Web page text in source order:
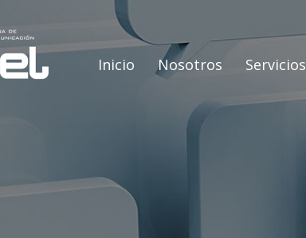
Inicio Nosotros Servicios